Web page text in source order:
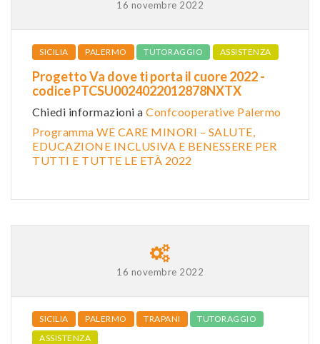
16 novembre 2022
SICILIA PALERMO TUTORAGGIO ASSISTENZA
Progetto Va dove ti porta il cuore 2022 -
codice PTCSU0024022012878NXTX
Chiedi informazioni a Confcooperative Palermo
Programma WE CARE MINORI – SALUTE,
EDUCAZIONE INCLUSIVA E BENESSERE PER
TUTTI E TUTTE LE ETÀ 2022
16 novembre 2022
SICILIA PALERMO TRAPANI
TUTORAGGIO
ASSISTENZA